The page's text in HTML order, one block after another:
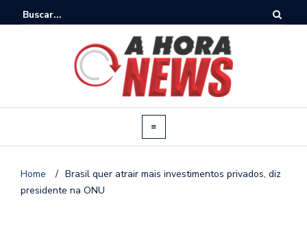
Home / Brasil quer atrair mais investimentos privados, diz
presidente na ONU